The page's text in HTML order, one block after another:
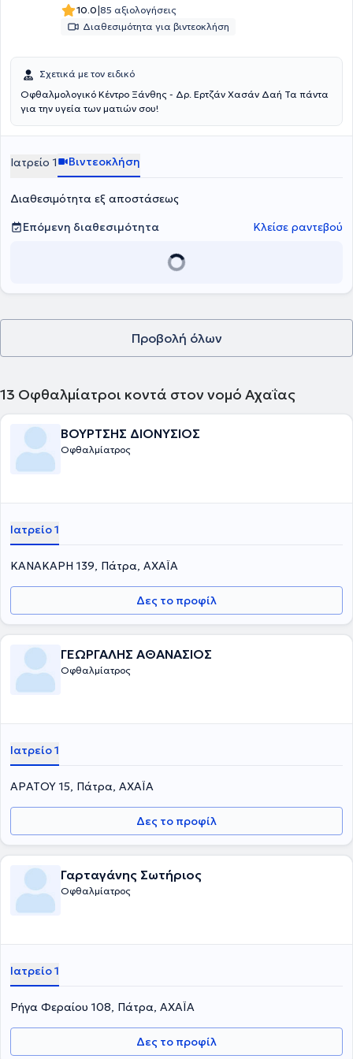
10.0|85 αξιολογήσεις
Διαθεσιμότητα για βιντεοκλήση
Σχετικά με τον ειδικό
Οφθαλμολογικό Κέντρο Ξάνθης - Δρ. Ερτζάν Χασάν Δαή Τα πάντα
για την υγεία των ματιών σου!
Ιατρείο 1 Βιντεοκλήση
Διαθεσιμότητα εξ αποστάσεως
Επόμενη διαθεσιμότητα
Κλείσε ραντεβού
Προβολή όλων
13 Οφθαλμίατροι κοντά στον νομό Αχαΐας
ΒΟΥΡΤΣΗΣ ΔΙΟΝΥΣΙΟΣ
Οφθαλμίατρος
Ιατρείο 1
ΚΑΝΑΚΑΡΗ 139, Πάτρα, ΑΧΑΪΑ
Δες το προφίλ
ΓΕΩΡΓΑΛΗΣ ΑΘΑΝΑΣΙΟΣ
Οφθαλμίατρος
Ιατρείο 1
ΑΡΑΤΟΥ 15, Πάτρα, ΑΧΑΪΑ
Δες το προφίλ
Γαρταγάνης Σωτήριος
Οφθαλμίατρος
Ιατρείο 1
Ρήγα Φεραίου 108, Πάτρα, ΑΧΑΪΑ
Δες το προφίλ